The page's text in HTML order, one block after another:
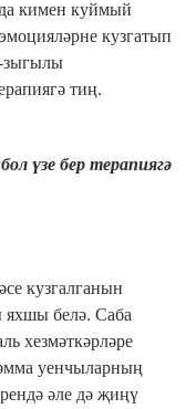
кимен куймый
кузгатып
зыгылы
тиң.
үзе бер терапиягә
кузгалганын
яхшы белә. Саба
хезмәткәрләре
уенчыларның
әле дә җиңү